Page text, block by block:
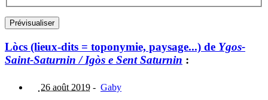
Lòcs (lieux-dits = toponymie, paysage...) de Ygos-
Saint-Saturnin / Igòs e Sent Saturnin :
26 août 2019 - Gaby